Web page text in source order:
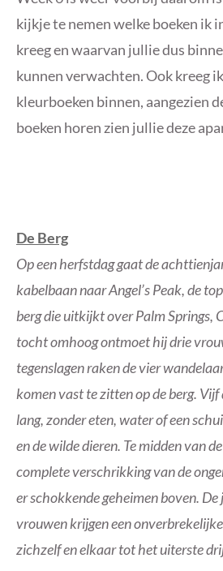
kijkje te nemen welke boeken ik
kreeg en waarvan jullie dus
kunnen verwachten. Ook kreeg
kleurboeken binnen, aangezien
boeken horen zien jullie deze
De Berg
Op een herfstdag gaat de
kabelbaan naar Angel’s Peak, de
berg die uitkijkt over Palm Springs,
tocht omhoog ontmoet hij drie
tegenslagen raken de vier
komen vast te zitten op de berg.
lang, zonder eten, water of een
en de wilde dieren. Te midden van
complete verschrikking van de
er schokkende geheimen boven. De
vrouwen krijgen een
zichzelf en elkaar tot het uiterste